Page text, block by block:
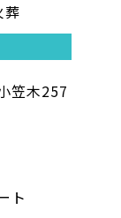
葬
笠木257
ト